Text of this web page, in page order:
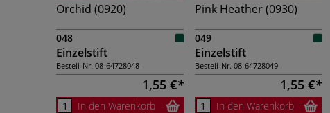
Orchid (0920)
048
Einzelstift
Bestell-Nr. 08-64728048
1,55 €
In den Warenkorb
Pink Heather (0930)
049
Einzelstift
Bestell-Nr. 08-64728049
1,55 €
In den Warenkorb